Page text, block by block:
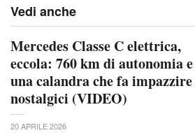
Vedi anche
Mercedes Classe C elettrica,
eccola: 760 km di autonomia e
una calandra che fa
nostalgici (VIDEO)
20 APRILE 2026